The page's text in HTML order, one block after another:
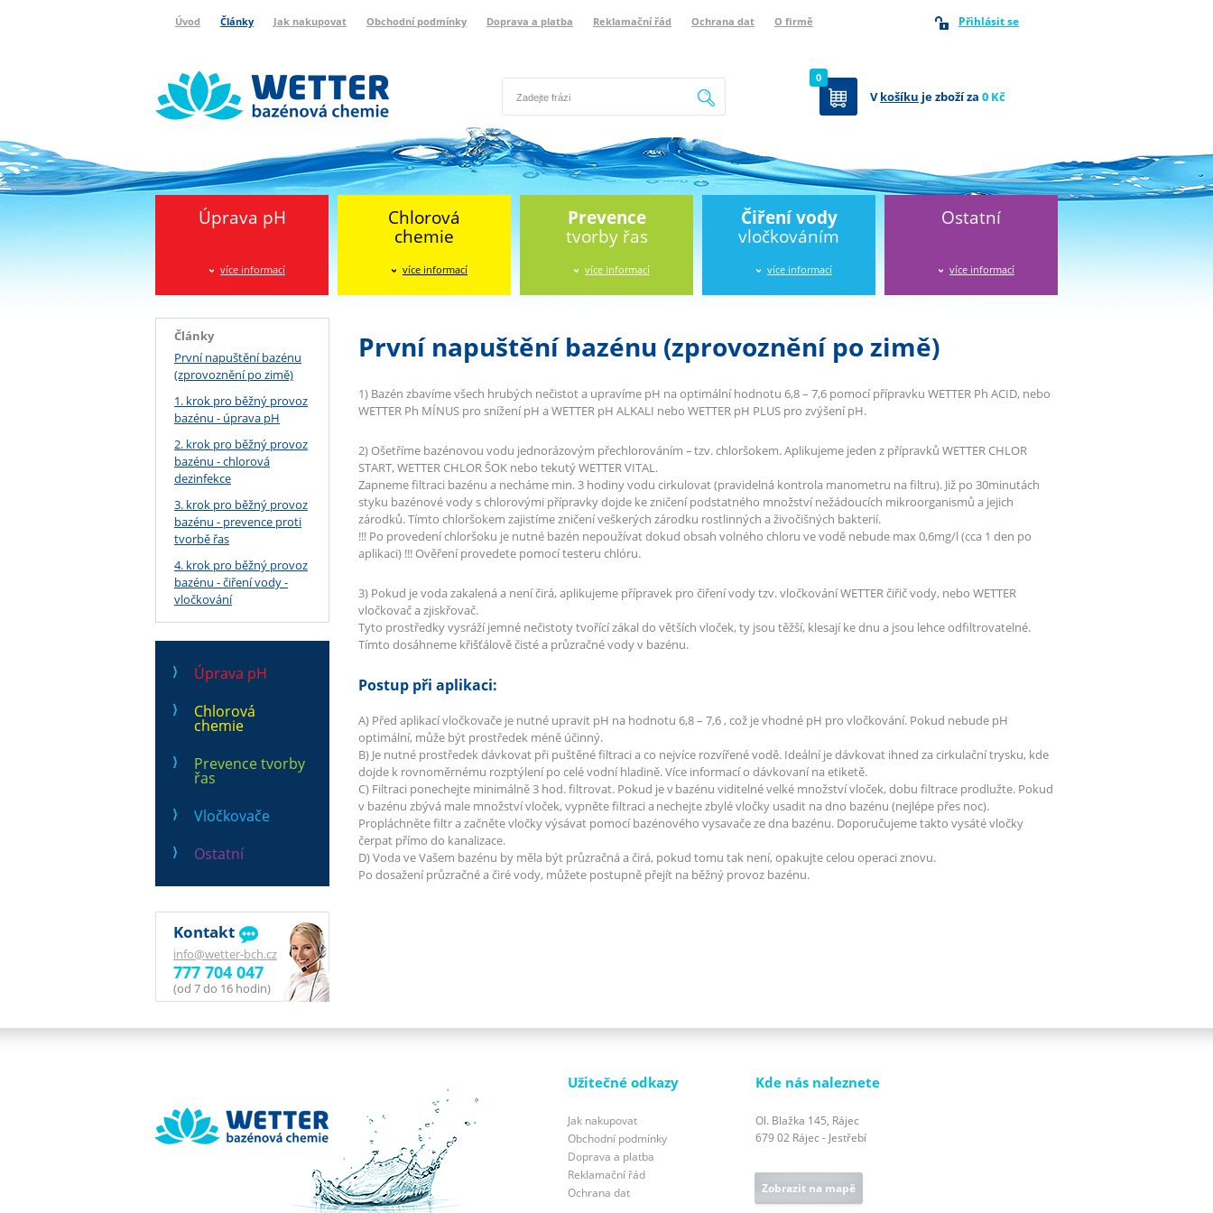
Úvod Články Jak nakupovat Obchodní podmínky Doprava a platba Reklamační řád Ochrana dat O firmě Přihlásit se
Hledat
Vkošíku je zboží za 0 Kč
0
Úprava pH
více informací
Chlorová
chemie
více informací
Prevence
tvorby řas
více informací
Čiření vody
vločkováním
více informací
Ostatní
více informací
Články
První napuštění bazénu
(zprovoznění po zimě)
1. krok pro běžný provoz
bazénu - úprava pH
2. krok pro běžný provoz
bazénu - chlorová
dezinfekce
3. krok pro běžný provoz
bazénu - prevence proti
tvorbě řas
4. krok pro běžný provoz
bazénu - čiření vody -
vločkování
Úprava pH
Chlorová
chemie
Prevence tvorby
řas
Vločkovače
Ostatní
Kontakt
info@wetter-bch.cz
777 704 047
(od 7 do 16 hodin)
První napuštění bazénu (zprovoznění po zimě)
1) Bazén zbavíme všech hrubých nečistot a upravíme pH na optimální hodnotu 6,8 – 7,6 pomocí přípravku WETTER Ph ACID, nebo
WETTER Ph MÍNUS pro snížení pH a WETTER pH ALKALI nebo WETTER pH PLUS pro zvýšení pH.
2) Ošetříme bazénovou vodu jednorázovým přechlorováním – tzv. chloršokem. Aplikujeme jeden z přípravků WETTER CHLOR
START, WETTER CHLOR ŠOK nebo tekutý WETTER VITAL.
Zapneme filtraci bazénu a necháme min. 3 hodiny vodu cirkulovat (pravidelná kontrola manometru na filtru). Již po 30minutách
styku bazénové vody s chlorovými přípravky dojde ke zničení podstatného množství nežádoucích mikroorganismů a jejich
zárodků. Tímto chloršokem zajistíme zničení veškerých zárodku rostlinných a živočišných bakterií.
!!! Po provedení chloršoku je nutné bazén nepoužívat dokud obsah volného chloru ve vodě nebude max 0,6mg/l (cca 1 den po
aplikaci) !!! Ověření provedete pomocí testeru chlóru.
3) Pokud je voda zakalená a není čirá, aplikujeme přípravek pro čiření vody tzv. vločkování WETTER čiřič vody, nebo WETTER
vločkovač a zjiskřovač.
Tyto prostředky vysráží jemné nečistoty tvořící zákal do větších vloček, ty jsou těžší, klesají ke dnu a jsou lehce odfiltrovatelné.
Tímto dosáhneme křišťálově čisté a průzračné vody v bazénu.
Postup při aplikaci:
A) Před aplikací vločkovače je nutné upravit pH na hodnotu 6,8 – 7,6 , což je vhodné pH pro vločkování. Pokud nebude pH
optimální, může být prostředek méně účinný.
B) Je nutné prostředek dávkovat při puštěné filtraci a co nejvíce rozvířené vodě. Ideální je dávkovat ihned za cirkulační trysku, kde
dojde k rovnoměrnému rozptýlení po celé vodní hladině. Více informací o dávkovaní na etiketě.
C) Filtraci ponechejte minimálně 3 hod. filtrovat. Pokud je v bazénu viditelné velké množství vloček, dobu filtrace prodlužte. Pokud
v bazénu zbývá male množství vloček, vypněte filtraci a nechejte zbylé vločky usadit na dno bazénu (nejlépe přes noc).
Propláchněte filtr a začněte vločky výsávat pomocí bazénového vysavače ze dna bazénu. Doporučujeme takto vysáté vločky
čerpat přímo do kanalizace.
D) Voda ve Vašem bazénu by měla být průzračná a čirá, pokud tomu tak není, opakujte celou operaci znovu.
Po dosažení průzračné a čiré vody, můžete postupně přejít na běžný provoz bazénu.
Užitečné odkazy
Jak nakupovat
Obchodní podmínky
Doprava a platba
Reklamační řád
Ochrana dat
Kde nás naleznete
Ol. Blažka 145, Rájec
679 02 Rájec - Jestřebí
Zobrazit na mapě